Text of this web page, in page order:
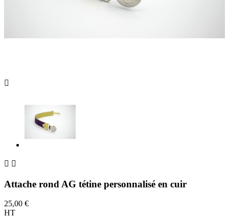

 
Attache rond AG tétine personnalisé en cuir
25,00 €
HT